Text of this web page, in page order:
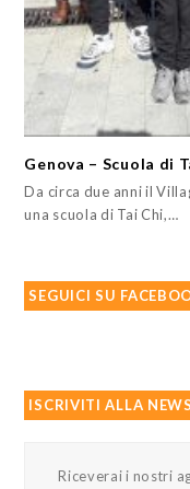
Genova – Scuola di
Da circa due anni il
una scuola di Tai Chi,…
SEGUICI SU
ISCRIVITI ALLA
Riceverai i nostri